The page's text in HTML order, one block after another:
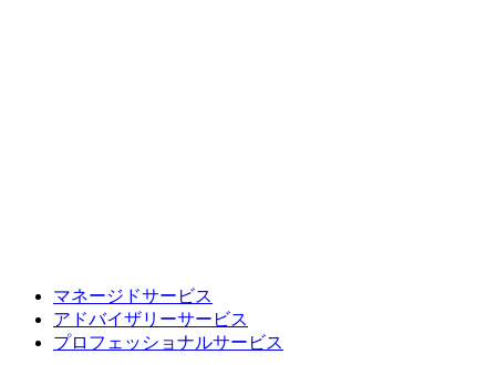
マネージドサービス
アドバイザリーサービス
プロフェッショナルサービス